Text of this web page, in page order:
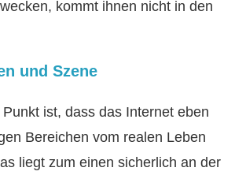
kommt ihnen nicht in den
und Szene
ist, dass das Internet eben
Bereichen vom realen Leben
liegt zum einen sicherlich an der